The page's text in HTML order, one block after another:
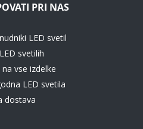
PRI NAS
LED svetil
svetilih
vse izdelke
LED svetila
dostava